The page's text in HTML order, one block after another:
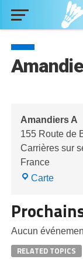
Amandiers A
155 Route de
Carrières sur
France
Carte
Aucun
RELATED TOPICS